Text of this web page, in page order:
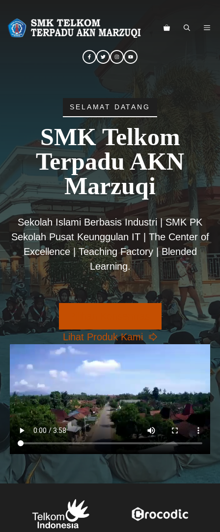
SELAMAT DATANG
SMK Telkom
Terpadu AKN
Marzuqi
Sekolah Islami Berbasis Industri | SMK PK
Sekolah Pusat Keunggulan IT | The Center of
Excellence | Teaching Factory | Blended
Learning.
Lihat Produk Kami